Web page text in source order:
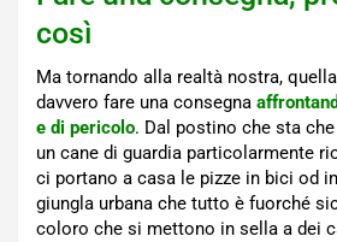
così
Ma tornando alla realtà nostra, quella
davvero fare una consegna
e di pericolo. Dal postino che sta
un cane di guardia particolarmente
ci portano a casa le pizze in bici od
giungla urbana che tutto è fuorché
coloro che si mettono in sella a dei